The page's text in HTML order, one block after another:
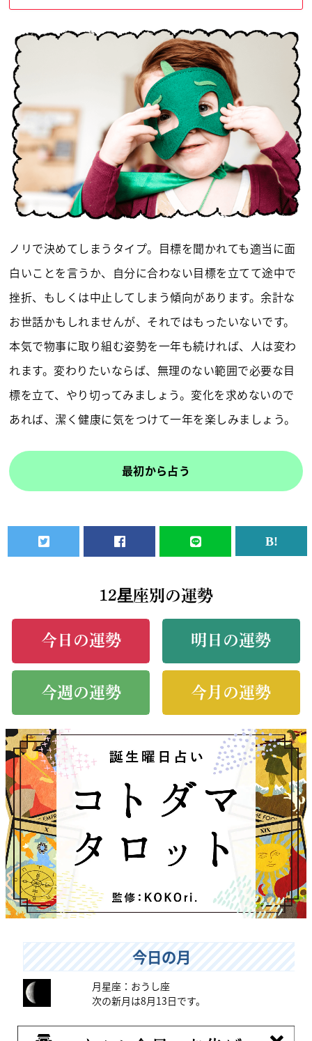
ノリで決めてしまうタイプ。目標を聞かれても適当に面
白いことを言うか、自分に合わない目標を立てて途中で
挫折、もしくは中止してしまう傾向があります。余計な
お世話かもしれませんが、それではもったいないです。
本気で物事に取り組む姿勢を一年も続ければ、人は変わ
れます。変わりたいならば、無理のない範囲で必要な目
標を立て、やり切ってみましょう。変化を求めないので
あれば、潔く健康に気をつけて一年を楽しみましょう。
最初から占う
12星座別の運勢
今日の運勢 明日の運勢
今週の運勢 今月の運勢
今日の月
月星座：おうし座
次の新月は8月13日です。